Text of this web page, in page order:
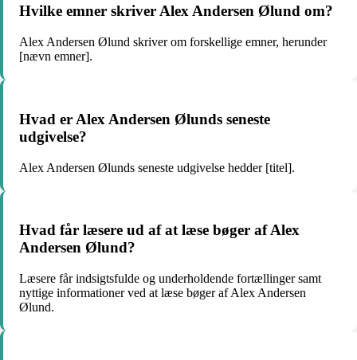
Hvilke emner skriver Alex Andersen Ølund om?
Alex Andersen Ølund skriver om forskellige emner, herunder
[nævn emner].
Hvad er Alex Andersen Ølunds seneste
udgivelse?
Alex Andersen Ølunds seneste udgivelse hedder [titel].
Hvad får læsere ud af at læse bøger af Alex
Andersen Ølund?
Læsere får indsigtsfulde og underholdende fortællinger samt
nyttige informationer ved at læse bøger af Alex Andersen
Ølund.